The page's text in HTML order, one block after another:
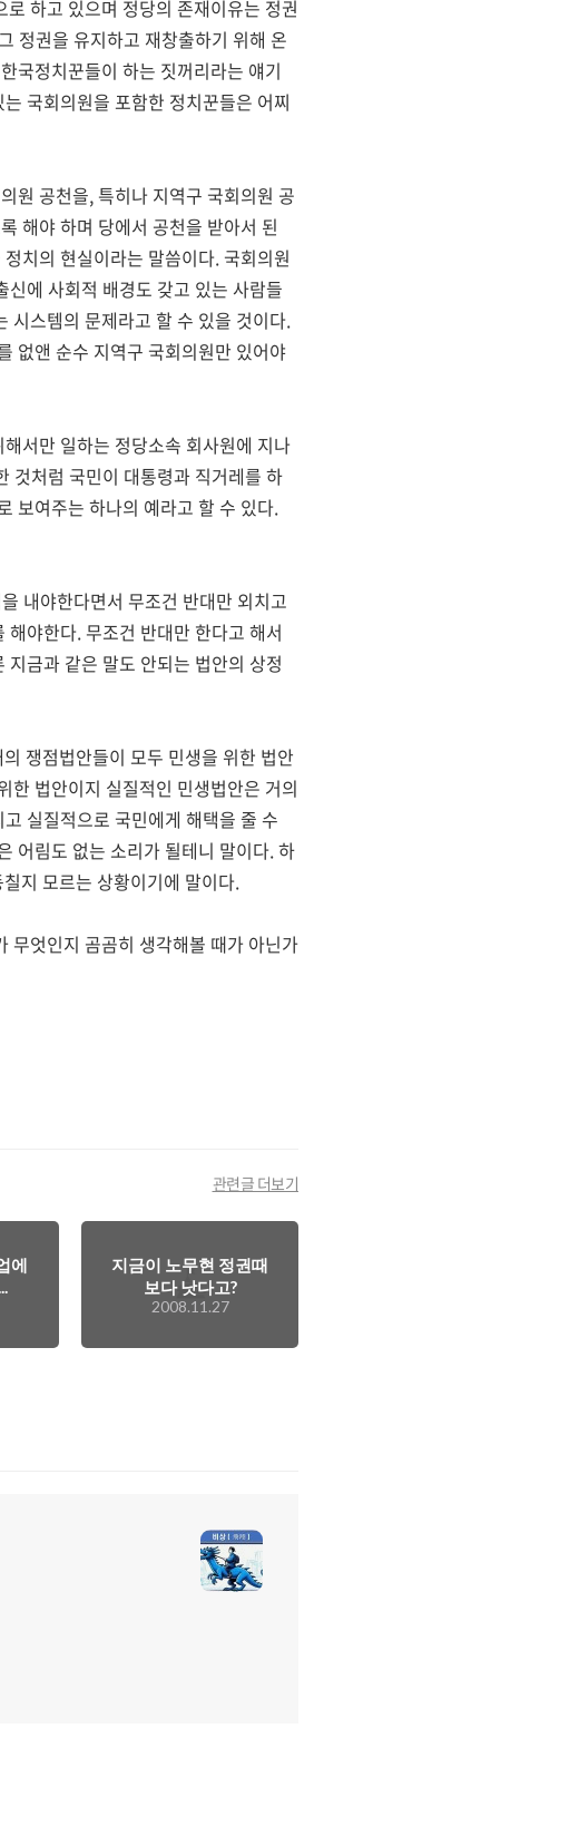
하고 있으며 정당의 존재이유는 정권
정권을 유지하고 재창출하기 위해 온
국정치꾼들이 하는 짓꺼리라는 얘기
국회의원을 포함한 정치꾼들은 어찌
원 공천을, 특히나 지역구 국회의원 공
해야 하며 당에서 공천을 받아서 된
치의 현실이라는 말씀이다. 국회의원
에 사회적 배경도 갖고 있는 사람들
시스템의 문제라고 할 수 있을 것이다.
없앤 순수 지역구 국회의원만 있어야
서만 일하는 정당소속 회사원에 지나
것처럼 국민이 대통령과 직거레를 하
보여주는 하나의 예라고 할 수 있다.
내야한다면서 무조건 반대만 외치고
야한다. 무조건 반대만 한다고 해서
금과 같은 말도 안되는 법안의 상정
쟁점법안들이 모두 민생을 위한 법안
한 법안이지 실질적인 민생법안은 거의
실질적으로 국민에게 해택을 줄 수
어림도 없는 소리가 될테니 말이다. 하
지 모르는 상황이기에 말이다.
무엇인지 곰곰히 생각해볼 때가 아닌가
관련글 더보기
에
지금이 노무현 정권때
보다 낫다고?
2008.11.27